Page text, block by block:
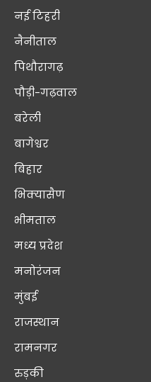
नई टिहरी
नैनीताल
पिथौरागढ़
पौड़ी-गढ़वाल
बरेली
बागेश्वर
बिहार
भिक्यासैण
भीमताल
मध्य प्रदेश
मनोरंजन
मुंबई
राजस्थान
रामनगर
रुड़की